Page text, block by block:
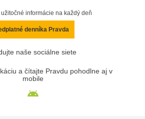
informácie na každý deň
denníka Pravda
naše sociálne siete
a čítajte Pravdu pohodlne aj v
mobile